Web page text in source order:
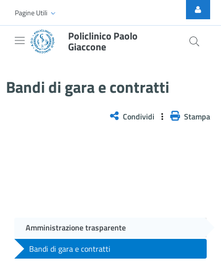
Skip to Main Content
Pagine Utili
Policlinico Paolo
Giaccone
Bandi di gara e contratti
Condividi Stampa
Amministrazione trasparente
Bandi di gara e contratti